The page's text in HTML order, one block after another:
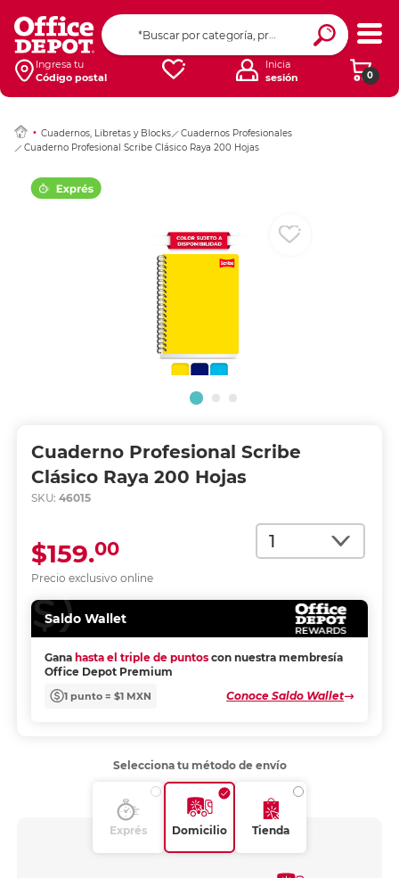
Ingresa tu
Código postal
0
Inicia
sesión
Cuadernos, Libretas y Blocks
Cuadernos Profesionales
Cuaderno Profesional Scribe Clásico Raya 200 Hojas
Cuaderno Profesional Scribe
Clásico Raya 200 Hojas
SKU: 46015
Cantidad
Precio exclusivo online
$159.00
Saldo Wallet
Gana hasta el triple de puntos con nuestra membresía
Office Depot Premium
1 punto = $1 MXN Conoce Saldo Wallet
Ingresar Codigo
Selecciona tu método de envío
Exprés Domicilio Tienda